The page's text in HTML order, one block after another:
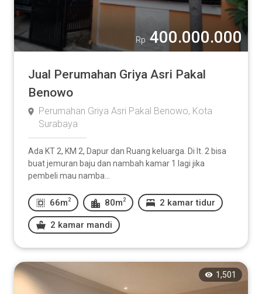
Rp 400.000.000
Jual Perumahan Griya Asri Pakal
Benowo
Perumahan Griya Asri Pakal Benowo, Kota
Surabaya
Ada KT 2, KM 2, Dapur dan Ruang keluarga. Di lt. 2 bisa
buat jemuran baju dan nambah kamar 1 lagi jika
pembeli mau namba...
66m 2 80m 2 2 kamar tidur
2 kamar mandi
1,501